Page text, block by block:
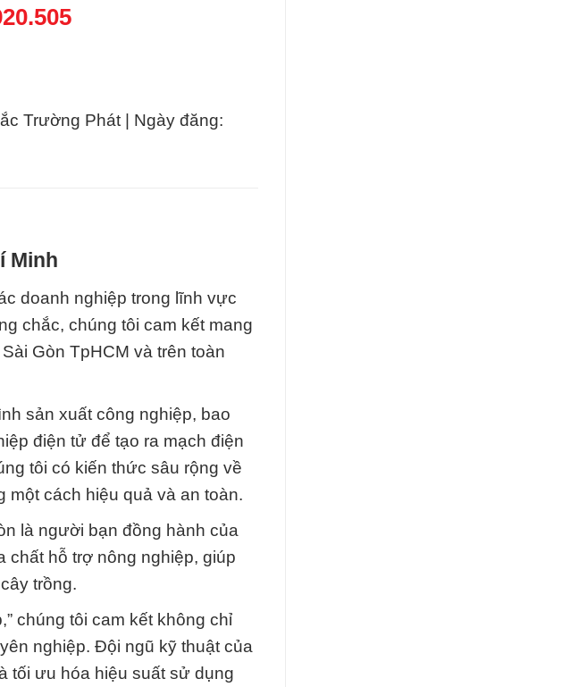
Trường Phát | Ngày đăng:
Minh
doanh nghiệp trong lĩnh vực
chắc, chúng tôi cam kết mang
Gòn TpHCM và trên toàn
sản xuất công nghiệp, bao
điện tử để tạo ra mạch điện
tôi có kiến thức sâu rộng về
cách hiệu quả và an toàn.
là người bạn đồng hành của
chất hỗ trợ nông nghiệp, giúp
trồng.
chúng tôi cam kết không chỉ
nghiệp. Đội ngũ kỹ thuật của
tối ưu hóa hiệu suất sử dụng